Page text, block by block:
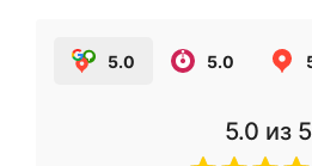
5.0 5.0
5.0 из 5